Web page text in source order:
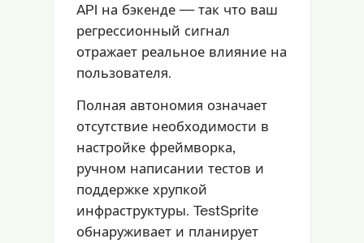
API на бэкенде — так что ваш
регрессионный сигнал
отражает реальное влияние на
пользователя.
Полная автономия означает
отсутствие необходимости в
настройке фреймворка,
ручном написании тестов и
поддержке хрупкой
инфраструктуры. TestSprite
обнаруживает и планирует